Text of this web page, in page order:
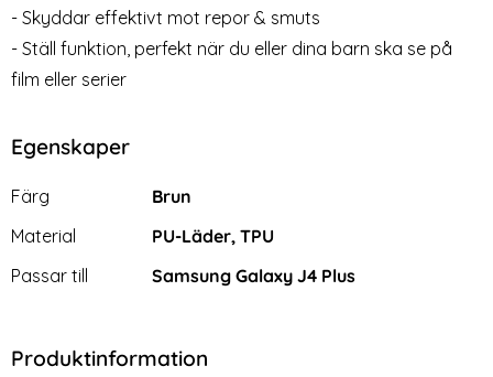
- Skyddar effektivt mot repor & smuts
- Ställ funktion, perfekt när du eller dina barn ska se på
film eller serier
Egenskaper
Egenskaper/attribut för denna produkt
Attribut
Färg
Brun
Material
PU-Läder, TPU
Passar till
Samsung Galaxy J4 Plus
Produktinformation